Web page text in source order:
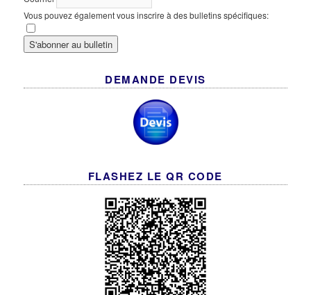
Vous pouvez également vous inscrire à des bulletins spécifiques:
DEMANDE DEVIS
FLASHEZ LE QR CODE